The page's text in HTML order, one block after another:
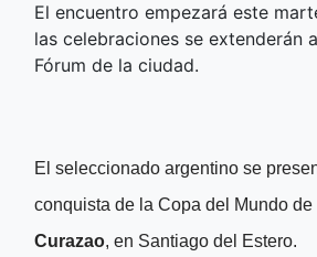
El encuentro empezará este
las celebraciones se extenderán
Fórum de la ciudad.
El seleccionado argentino se
conquista de la Copa del Mundo
Curazao, en Santiago del Estero.